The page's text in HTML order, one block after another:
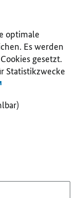
optimale
Es werden
gesetzt.
Statistikzwecke